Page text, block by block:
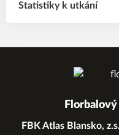
Statistiky k utkání
FBK Atlas Blansko,